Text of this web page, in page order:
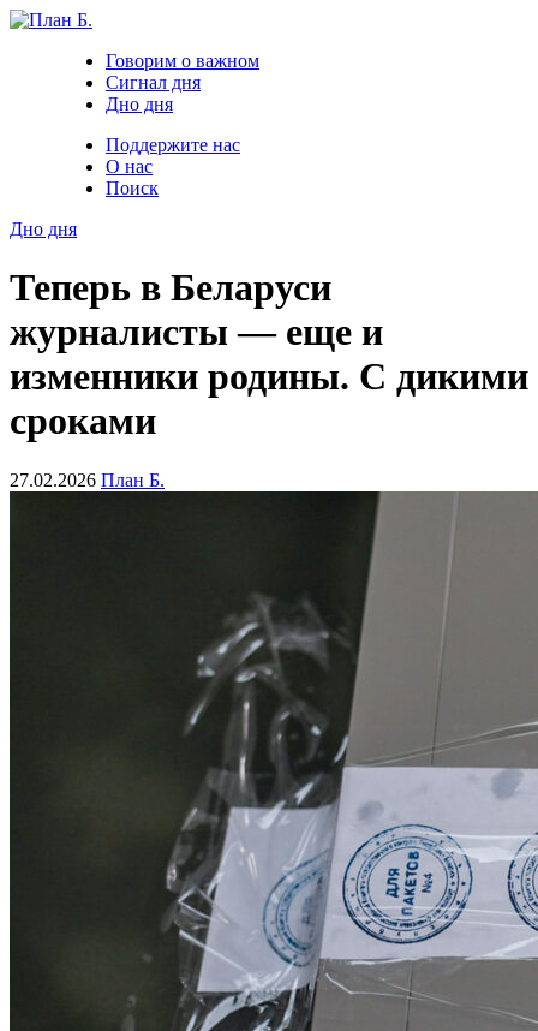
Говорим о важном
Сигнал дня
Дно дня
Поддержите нас
О нас
Поиск
Дно дня
Теперь в Беларуси
журналисты — еще и
изменники родины. С дикими
сроками
27.02.2026 План Б.